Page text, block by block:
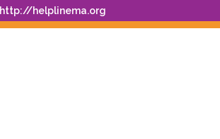
http://helplinema.org